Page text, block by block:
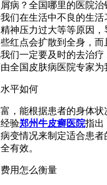
病？全国哪里的医院
们在生活中不良的生活
神压力过大等等原因，
红点会扩散到全身，
们一定要及时的去治疗
全国皮肤病医院专家为
平如何
，能根据患者的身体
验郑州牛皮癣医院指出
变情况来制定适合患者
有效。
用怎么衡量